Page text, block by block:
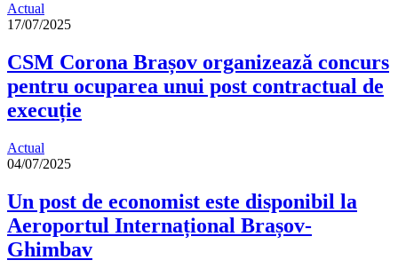
Actual
17/07/2025
CSM Corona Brașov organizează concurs
pentru ocuparea unui post contractual de
execuție
Actual
04/07/2025
Un post de economist este disponibil la
Aeroportul Internațional Brașov-
Ghimbav